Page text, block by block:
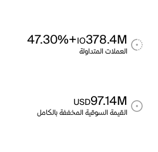
378.4M
IO
+47.30%
العملات المتداولة
97.14M
USD
القيمة السوقية المخففة بالكامل